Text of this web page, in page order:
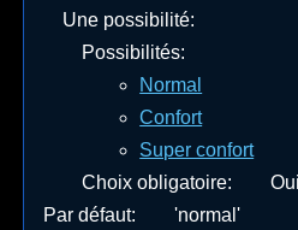
Une possibilité:
Possibilités:
Normal
Confort
Super confort
Choix obligatoire:
Oui
Par défaut: 'normal'